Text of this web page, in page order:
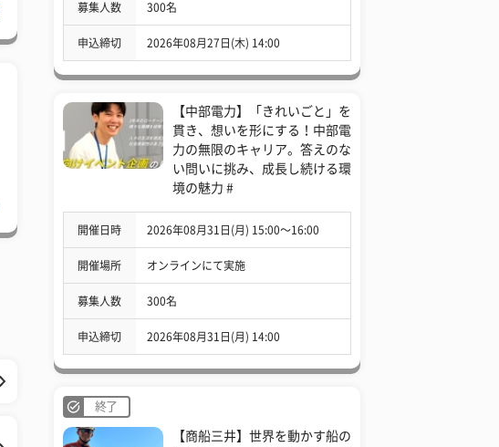
募集人数 300名
申込締切 2026年08月27日(木) 14:00
【中部電力】「きれいごと」を
貫き、想いを形にする！中部電
力の無限のキャリア。答えのな
い問いに挑み、成長し続ける環
境の魅力 #
開催日時 2026年08月31日(月) 15:00〜16:00
開催場所 オンラインにて実施
募集人数 300名
申込締切 2026年08月31日(月) 14:00
終了
【商船三井】世界を動かす船の